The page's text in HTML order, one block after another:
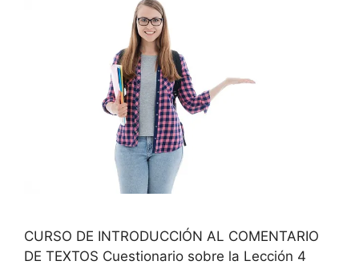
CURSO DE INTRODUCCIÓN AL COMENTARIO
DE TEXTOS Cuestionario sobre la Lección 4